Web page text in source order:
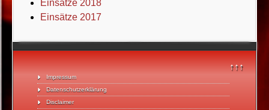
↑↑↑
Impressum
Datenschutzerklärung
Disclaimer
Einsätze 2018
Einsätze 2017